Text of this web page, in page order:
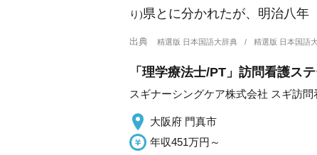
り)県とに分かれたが、明治八年
出典 精選版 日本国語大辞典 精選版 日本国
「理学療法士/PT」訪問看護ス
スギナーシングケア株式会社 スギ訪
大阪府 門真市
年収451万円～